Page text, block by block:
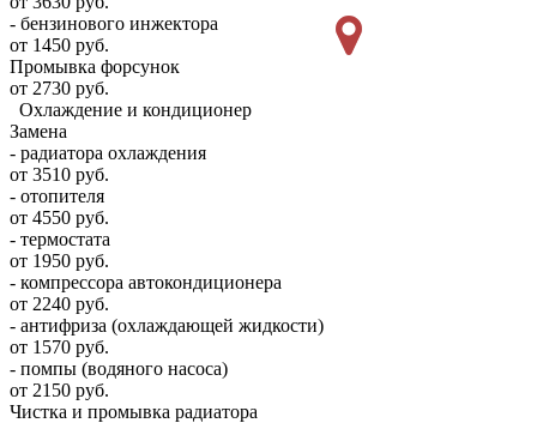
- бензинового инжектора
от 1450 руб.
Промывка форсунок
от 2730 руб.
Охлаждение и кондиционер
Замена
- радиатора охлаждения
от 3510 руб.
- отопителя
от 4550 руб.
- термостата
от 1950 руб.
- компрессора автокондиционера
от 2240 руб.
- антифриза (охлаждающей жидкости)
от 1570 руб.
- помпы (водяного насоса)
от 2150 руб.
Чистка и промывка радиатора